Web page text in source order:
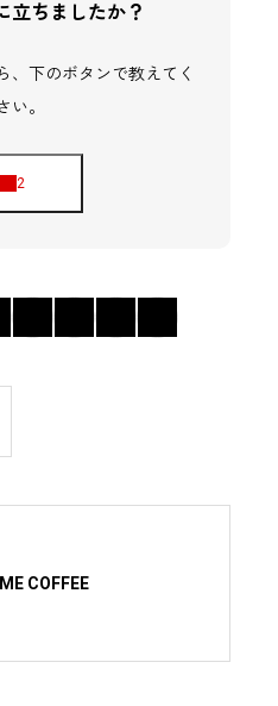
立ちましたか？
、下のボタンで教えてく
い。
COFFEE